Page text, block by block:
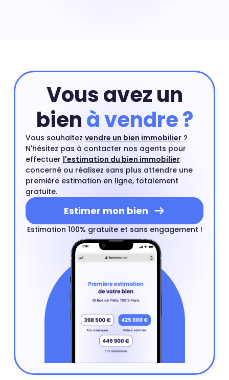
engagement.
Vous avez un
bienà vendre ?
Vous souhaitez vendre un bien immobilier ?
N'hésitez pas à contacter nos agents pour
effectuer l'estimation du bien immobilier
concerné ou réalisez sans plus attendre une
première estimation en ligne, totalement
gratuite.
Estimer mon bien
Estimation 100% gratuite et sans engagement !